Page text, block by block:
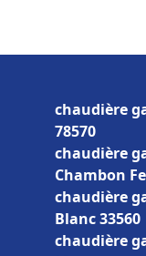
chaudière
78570
chaudière
Chambon
chaudière
Blanc 33560
chaudière